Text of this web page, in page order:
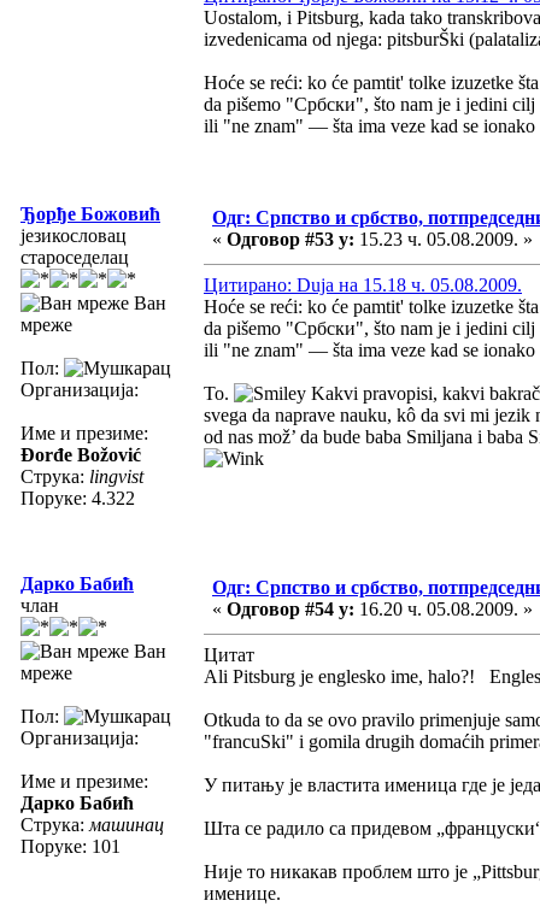
Uostalom, i Pitsburg, kada tako
izvedenicama od njega: pitsburŠki
Hoće se reći: ko će pamtit' tolke izuzetke
da pišemo "Србски", što nam je i jedini cilj
ili "ne znam" — šta ima veze kad se ionako
Ђорђе Божовић
језикословац
староседелац
Ван
мреже
Пол:
Организација:
Име и презиме:
Đorđe Božović
Струка: lingvist
Поруке: 4.322
Одг: Српство и србство,
« Одговор #53 у: 15.23 ч. 05.08.2009. »
Цитирано: Duja на 15.18 ч. 05.08.2009.
Hoće se reći: ko će pamtit' tolke izuzetke
da pišemo "Србски", što nam je i jedini cilj
ili "ne znam" — šta ima veze kad se ionako
To.
Kakvi pravopisi, kakvi
svega da naprave nauku, kô da svi mi
od nas mož’ da bude baba Smiljana i
Дарко Бабић
члан
Ван
мреже
Пол:
Организација:
Име и презиме:
Дарко Бабић
Струка: машинац
Поруке: 101
Одг: Српство и србство,
« Одговор #54 у: 16.20 ч. 05.08.2009. »
Цитат
Ali Pitsburg je englesko ime, halo?!
Otkuda to da se ovo pravilo primenjuje
"francuSki" i gomila drugih domaćih
У питању је властита именица где је
Шта се радило са придевом
Није то никакав проблем што је
именице.